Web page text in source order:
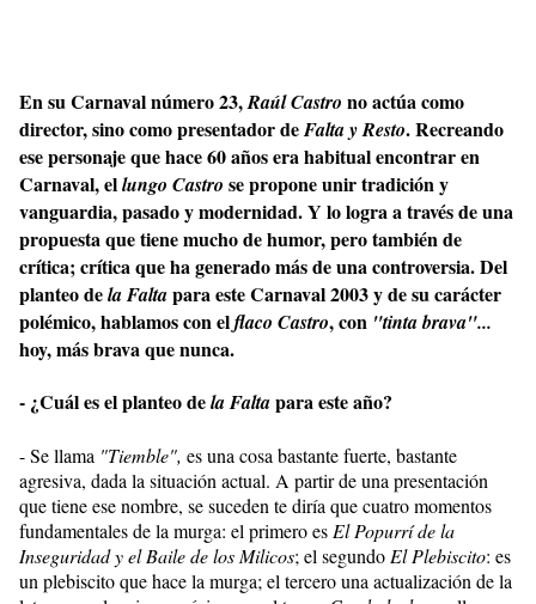
En su Carnaval número 23,Raúl Castro no actúa como
director, sino como presentador deFalta y Resto. Recreando
ese personaje que hace 60 años era habitual encontrar en
Carnaval, ellungo Castro se propone unir tradición y
vanguardia, pasado y modernidad. Y lo logra a través de una
propuesta que tiene mucho de humor, pero también de
crítica; crítica que ha generado más de una controversia. Del
planteo dela Faltapara este Carnaval 2003 y de su carácter
polémico, hablamos con elflaco Castro, con "tinta brava"...
hoy, más brava que nunca.
- ¿Cuál es el planteo dela Faltapara este año?
- Se llama "Tiemble", es una cosa bastante fuerte, bastante
agresiva, dada la situación actual. A partir de una presentación
que tiene ese nombre, se suceden te diría que cuatro momentos
fundamentales de la murga: el primero esEl Popurrí de la
Inseguridad y el Baile de los Milicos; el segundoEl Plebiscito: es
un plebiscito que hace la murga; el tercero una actualización de la